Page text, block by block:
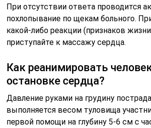
При отсутствии ответа проводится
похлопывание по щекам больного.
какой-либо реакции (признаков
приступайте к массажу сердца.
Как реанимировать
остановке сердца?
Давление руками на грудину
выполняется весом туловища
первой помощи на глубину 5-6 см с